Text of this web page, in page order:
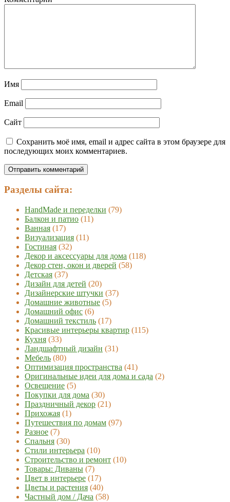
Имя
Email
Сайт
Сохранить моё имя, email и адрес сайта в этом браузере для
последующих моих комментариев.
Разделы сайта:
HandMade и переделки (79)
Балкон и патио (11)
Ванная (17)
Визуализация (11)
Гостиная (32)
Декор и аксессуары для дома (118)
Декор стен, окон и дверей (58)
Детская (37)
Дизайн для детей (20)
Дизайнерские штучки (37)
Домашние животные (5)
Домашний офис (6)
Домашний текстиль (17)
Красивые интерьеры квартир (115)
Кухня (33)
Ландшафтный дизайн (31)
Мебель (80)
Оптимизация пространства (41)
Оригинальные идеи для дома и сада (2)
Освещение (5)
Покупки для дома (30)
Праздничный декор (21)
Прихожая (1)
Путешествия по домам (97)
Разное (7)
Спальня (30)
Стили интерьера (10)
Строительство и ремонт (10)
Товары: Диваны (7)
Цвет в интерьере (17)
Цветы и растения (40)
Частный дом / Дача (58)